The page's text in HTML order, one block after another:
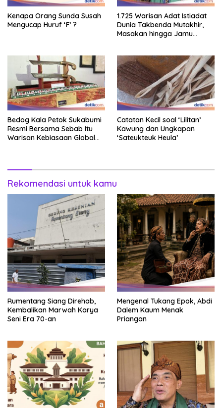
Kenapa Orang Sunda Susah
Mengucap Huruf ‘F’ ?
1.725 Warisan Adat Istiadat
Dunia Takbenda Mutakhir,
Masakan hingga Jamu
Bedog Kala Petok Sukabumi
Resmi Bersama Sebab Itu
Warisan Kebiasaan Global
Catatan Kecil soal ‘Lilitan’
Kawung dan Ungkapan
‘Sateukteuk Heula’
Rekomendasi untuk kamu
Rumentang Siang Direhab,
Kembalikan Marwah Karya
Seni Era 70-an
Mengenal Tukang Epok, Abdi
Dalem Kaum Menak
Priangan